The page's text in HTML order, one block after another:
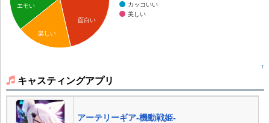
カッコいい
美しい
面白い
エモい
楽しい
↑
キャスティングアプリ
アーテリーギア-機動戦姫-